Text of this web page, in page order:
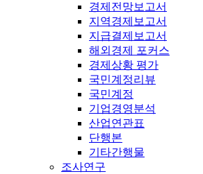
경제전망보고서
지역경제보고서
지급결제보고서
해외경제 포커스
경제상황 평가
국민계정리뷰
국민계정
기업경영분석
산업연관표
단행본
기타간행물
조사연구